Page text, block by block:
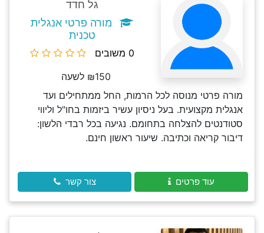
גל חדד
מורה פרטי אנגלית
טכנית
0 משובים
₪150 לשעה
מורה פרטי מנוסה לכל הרמות, החל ממתחילים ועד
אנגלית מקצועית. בעל ניסיון עשיר ביזמות בחו"ל וליווי
סטודנטים להצלחה בתחומם. נגיעה בכל רבדי הלשון:
דיבור קריאה וכתיבה. שיעור ראשון חינם.
עוד פרטים צור קשר